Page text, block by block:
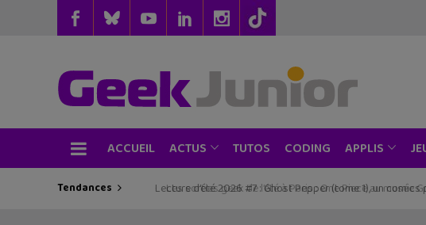
ACCUEIL ACTUS TUTOS CODING APPLIS
Tendances Les sorties geek de l’été à Paris : One Piece au musée